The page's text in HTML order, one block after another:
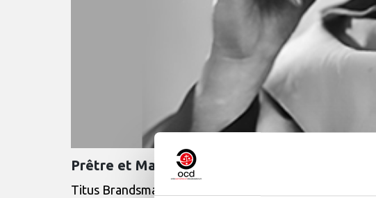
Prêtre et Martyr — Mémoire facultative
Titus Brandsma, hollandais, carme de « l’Ancienne